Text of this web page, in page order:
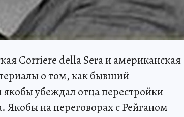
Corriere della Sera и американская
о том, как бывший
убеждал отца перестройки
Якобы на переговорах с Рейганом